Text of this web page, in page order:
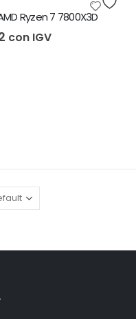
Ryzen 7 7800X3D
con IGV